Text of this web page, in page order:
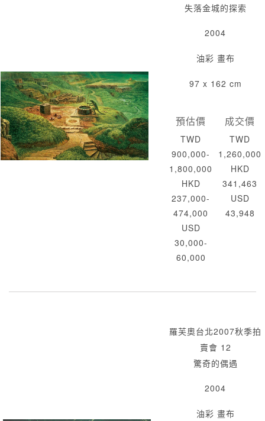
失落金城的探索
2004
油彩 畫布
97 x 162 cm
預估價
TWD
900,000-
1,800,000
HKD
237,000-
474,000
USD
30,000-
60,000
成交價
TWD
1,260,000
HKD
341,463
USD
43,948
羅芙奧台北2007秋季拍
賣會 12
驚奇的偶遇
2004
油彩 畫布